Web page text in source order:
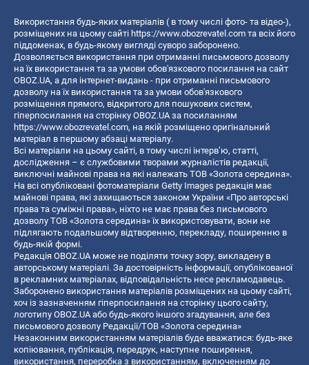
Використання будь-яких матеріалів ( в тому числі фото- та відео-),
розміщених на цьому сайті https://www.obozrevatel.com та всіх його
піддоменах, в будь-якому вигляді суворо заборонено.
Дозволяється використання при отриманні письмового дозволу
на їх використання та за умови обов'язкового посилання на сайт
OBOZ.UA, а для інтернет-видань - при отриманні письмового
дозволу на їх використання та за умови обов'язкового
розміщення прямого, відкритого для пошукових систем,
гіперпосилання на сторінку OBOZ.UA за посиланням
https://www.obozrevatel.com, на якій розміщено оригінальний
матеріал в першому абзаці матеріалу.
Всі матеріали на цьому сайті, в тому числі інтерв’ю, статті,
дослідження – є службовими творами журналістів редакції,
виключні майнові права на які належать ТОВ «Золота середина».
На всі опубліковані фотоматеріали Getty Images редакція має
майнові права, які захищаються законом України «Про авторські
права та суміжні права», ніхто не має права без письмового
дозволу ТОВ «Золота середина» їх використовувати, вони не
підлягають подальшому відтворенню, перекладу, поширенню в
будь-якій формі.
Редакція OBOZ.UA може не поділяти точку зору, викладену в
авторському матеріалі. За достовірність інформації, опублікованої
в рекламних матеріалах, відповідальність несе рекламодавець.
Заборонено використання матеріалів розміщених на цьому сайті,
хоч із зазначенням гіперпосилання на сторінку цього сайту,
логотипу OBOZ.UA або будь-якого іншого згадування, але без
письмового дозволу Редакції/ТОВ «Золота середина»
Незаконним використанням матеріалів буде вважатися: будь-яке
копiювання, публiкацiя, передрук, наступне поширення,
використання, переробка з використанням, включенням до